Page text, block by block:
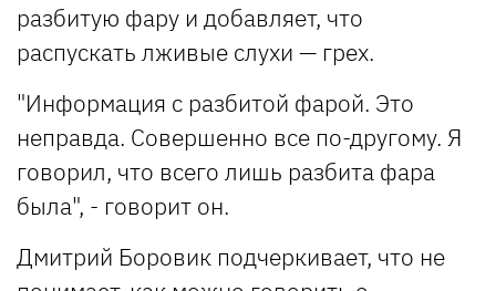
разбитую фару и добавляет, что
распускать лживые слухи — грех.
"Информация с разбитой фарой. Это
неправда. Совершенно все по-другому. Я
говорил, что всего лишь разбита фара
была", - говорит он.
Дмитрий Боровик подчеркивает, что не